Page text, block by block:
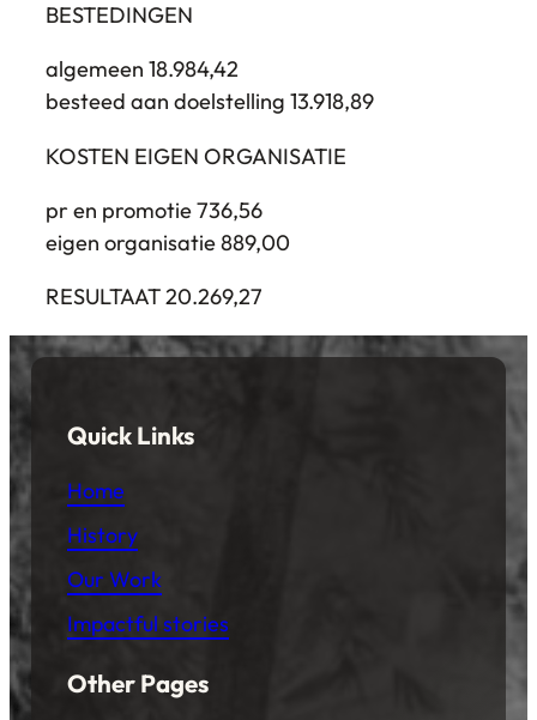
BESTEDINGEN
algemeen 18.984,42
besteed aan doelstelling 13.918,89
KOSTEN EIGEN ORGANISATIE
pr en promotie 736,56
eigen organisatie 889,00
RESULTAAT 20.269,27
Quick Links
Home
History
Our Work
Impactful stories
Other Pages